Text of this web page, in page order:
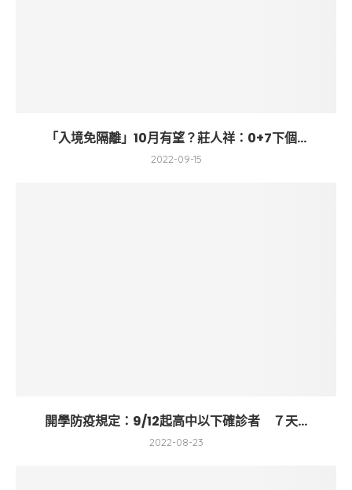
「入境免隔離」10月有望？莊人祥：0+7下個...
2022-09-15
開學防疫規定：9/12起高中以下確診者 ７天...
2022-08-23